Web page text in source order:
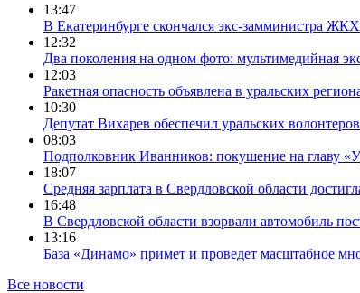
13:47
В Екатеринбурге скончался экс-замминистра
12:32
Два поколения на одном фото: мультимедийная
12:03
Ракетная опасность объявлена в уральских
10:30
Депутат Вихарев обеспечил уральских
08:03
Подполковник Иванников: покушение на главу
18:07
Средняя зарплата в Свердловской области
16:48
В Свердловской области взорвали автомобиль
13:16
База «Динамо» примет и проведет масштабное
Все новости